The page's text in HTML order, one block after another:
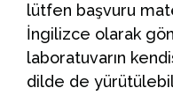
lütfen başvuru
İngilizce olarak
laboratuvarın
dilde de